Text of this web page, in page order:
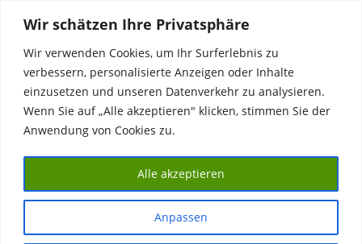
Wir schätzen Ihre Privatsphäre
Wir verwenden Cookies, um Ihr Surferlebnis zu
verbessern, personalisierte Anzeigen oder Inhalte
einzusetzen und unseren Datenverkehr zu analysieren.
Wenn Sie auf „Alle akzeptieren" klicken, stimmen Sie der
Anwendung von Cookies zu.
Anpassen
Alle akzeptieren
Inhalt
springen
Das Klärwerk
Industriedenkmal, Veranstaltungsort, WasserMuseum, #Water
#Heritage
MENÜ
MIKROPLASTIK